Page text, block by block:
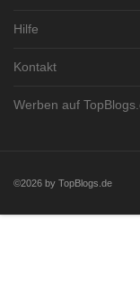
Hilfe
Kontakt
Werben auf
©2026 by TopBlogs.de